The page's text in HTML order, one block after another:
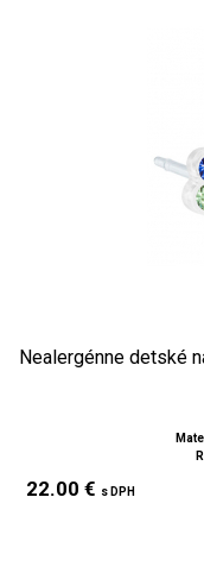
Nealergénne detské
22.00 € s DPH